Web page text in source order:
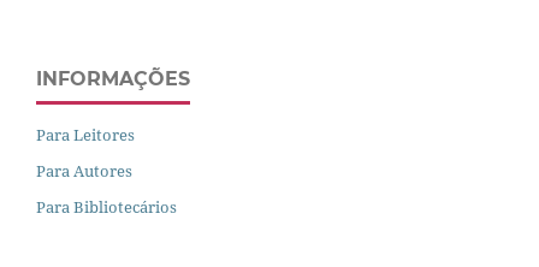
INFORMAÇÕES
Para Leitores
Para Autores
Para Bibliotecários